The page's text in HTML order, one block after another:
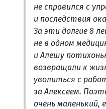
не справился с
и последствия
За эти долгие 8
не в одном
и Алешу
возвращали к
уволиться с
за Алексеем.
очень маленький,